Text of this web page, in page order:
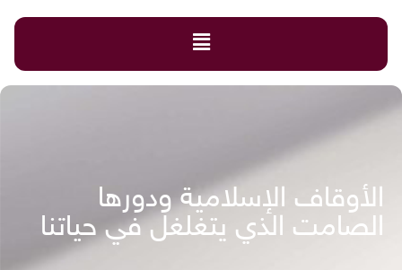
الأوقاف الإسلامية ودورها
الصامت الذي يتغلغل في حياتنا